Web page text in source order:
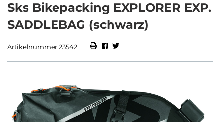
Sks Bikepacking EXPLORER EXP.
SADDLEBAG (schwarz)
Artikelnummer 23542